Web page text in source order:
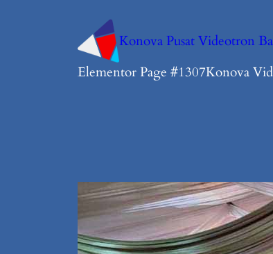
Konova Pusat Videotron
Elementor Page #1307Konova